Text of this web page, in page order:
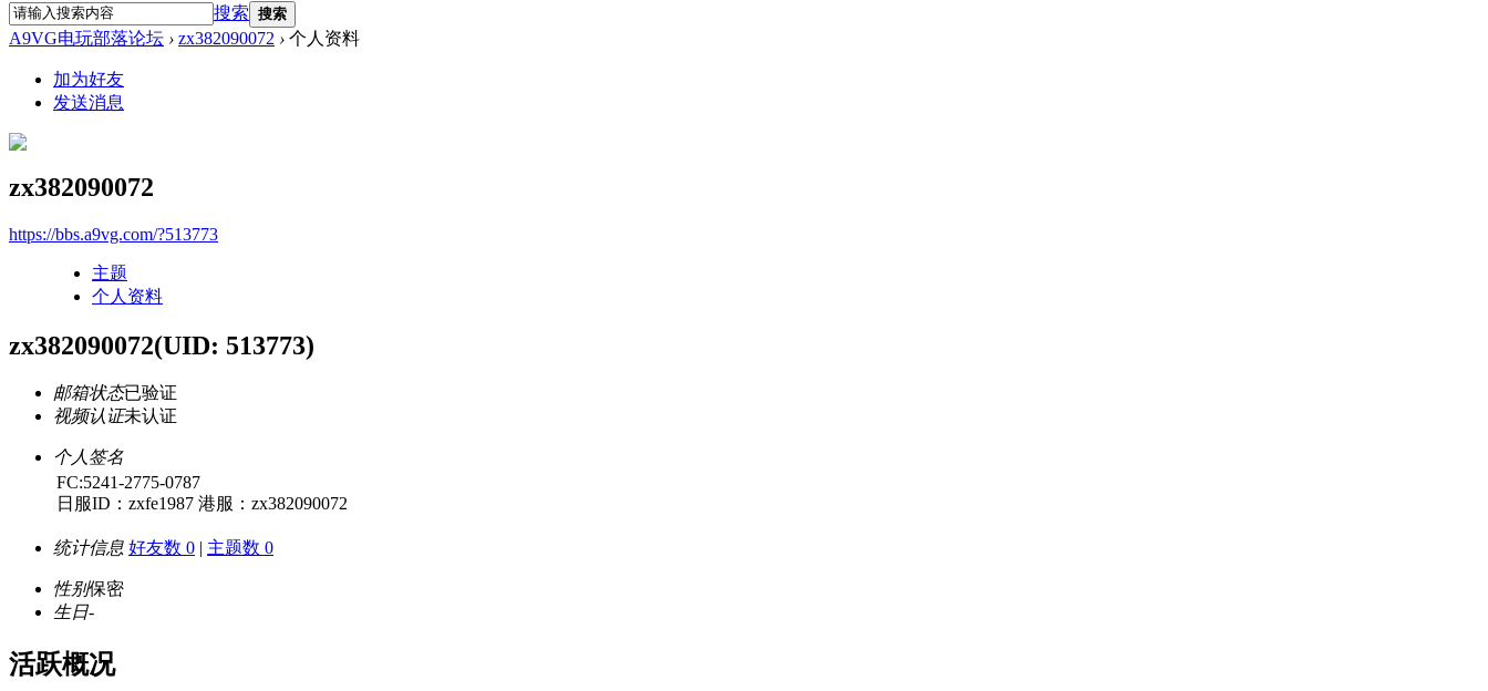
搜索 搜索
A9VG电玩部落论坛 › zx382090072 › 个人资料
加为好友
发送消息
zx382090072
https://bbs.a9vg.com/?513773
主题
个人资料
zx382090072(UID: 513773)
邮箱状态已验证
视频认证未认证
个人签名
FC:5241-2775-0787
日服ID：zxfe1987 港服：zx382090072
统计信息 好友数 0 | 主题数 0
性别保密
生日-
活跃概况